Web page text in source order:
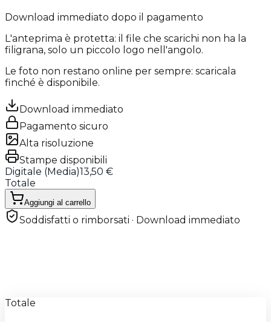
Download immediato dopo il pagamento
L'anteprima è protetta: il file che scarichi non ha la
filigrana, solo un piccolo logo nell'angolo.
Le foto non restano online per sempre: scaricala
finché è disponibile.
Download immediato
Pagamento sicuro
Alta risoluzione
Stampe disponibili
Digitale (Media)13,50 €
Totale
Aggiungi al carrello
Soddisfatti o rimborsati · Download immediato
Totale